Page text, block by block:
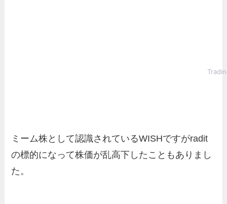
ミーム株として認識されているWISHですがradit
の標的になって株価が乱高下したこともありまし
た。